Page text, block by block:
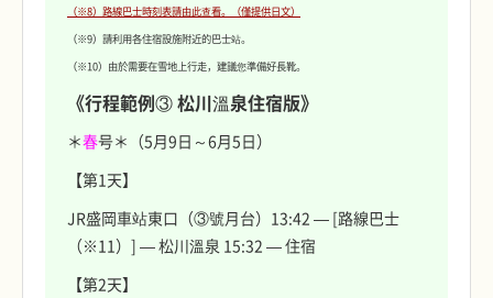
（※8）路線巴士時刻表請由此查看。（僅提供日文）
（※9）請利用各住宿設施附近的巴士站。
（※10）由於需要在雪地上行走，建議您準備好長靴。
《行程範例③ 松川溫泉住宿版》
＊春号＊（5月9日～6月5日）
【第1天】
JR盛岡車站東口（③號月台）13:42 — [路線巴士
（※11）] — 松川溫泉 15:32 — 住宿
【第2天】